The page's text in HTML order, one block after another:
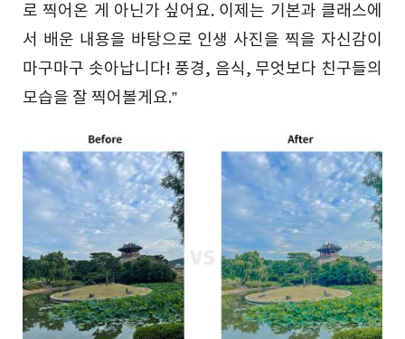
로 찍어온 게 아닌가 싶어요. 이제는 기본과 클래스에
서 배운 내용을 바탕으로 인생 사진을 찍을 자신감이
마구마구 솟아납니다! 풍경, 음식, 무엇보다 친구들의
모습을 잘 찍어볼게요.”